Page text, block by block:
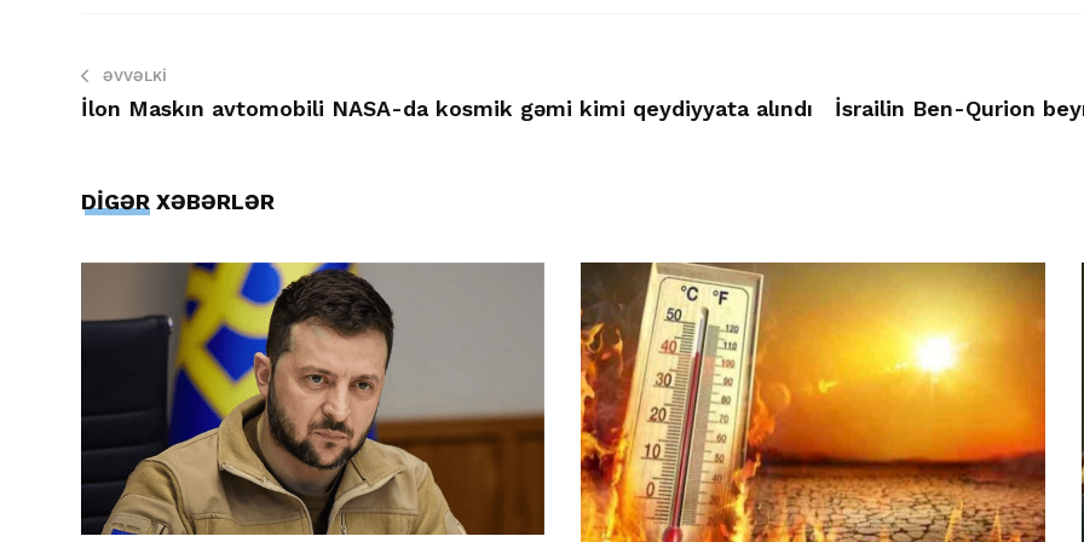
ƏVVƏLKI
İlon Maskın avtomobili NASA-da kosmik gəmi kimi qeydiyyata alındı İsrailin Ben-Qurion
DİGƏR XƏBƏRLƏR